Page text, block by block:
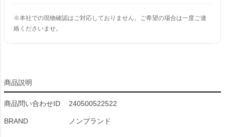
※本社での現物確認はご対応しておりません。ご希望の場合は一度ご連
絡くださいませ。
商品説明
商品問い合わせID 240500522522
BRAND ノンブランド